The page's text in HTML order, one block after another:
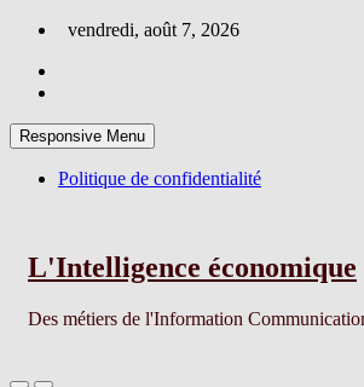
Skip
content
vendredi, août 7, 2026
Responsive Menu
Politique de confidentialité
L'Intelligence économique
Des métiers de l'Information